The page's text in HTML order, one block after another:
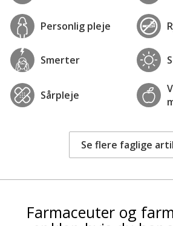
Personlig pleje
Smerter
Sårpleje
Se flere faglige
Farmaceuter og